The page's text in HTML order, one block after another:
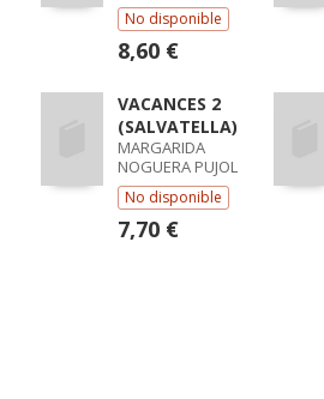
No disponible
8,60 €
VACANCES 2
(SALVATELLA)
MARGARIDA
NOGUERA PUJOL
No disponible
7,70 €